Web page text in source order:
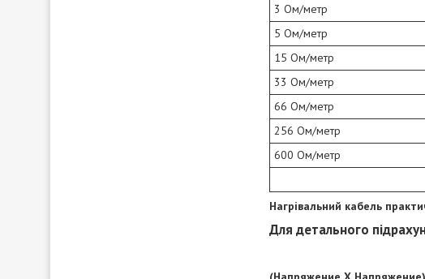
3 Ом/метр
5 Ом/метр
15 Ом/метр
33 Ом/метр
66 Ом/метр
256 Ом/метр
600 Ом/метр
Нагрівальний кабель
Для детального